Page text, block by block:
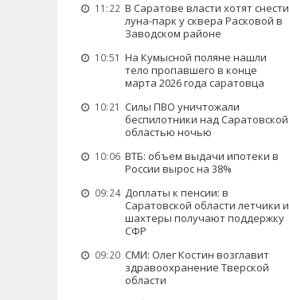
11:22 В Саратове власти хотят снести
луна-парк у сквера Расковой в
Заводском районе
10:51 На Кумысной поляне нашли
тело пропавшего в конце
марта 2026 года саратовца
10:21 Силы ПВО уничтожали
беспилотники над Саратовской
областью ночью
10:06 ВТБ: объем выдачи ипотеки в
России вырос на 38%
09:24 Доплаты к пенсии: в
Саратовской области летчики и
шахтеры получают поддержку
СФР
09:20 СМИ: Олег Костин возглавит
здравоохранение Тверской
области